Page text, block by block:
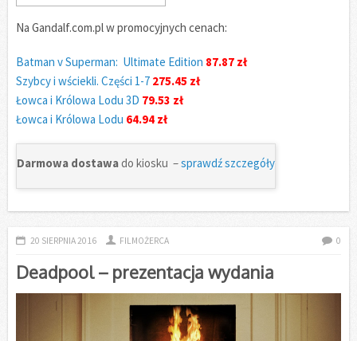
Na Gandalf.com.pl w promocyjnych cenach:
Batman v Superman: Ultimate Edition 87.87 zł
Szybcy i wściekli. Części 1-7 275.45 zł
Łowca i Królowa Lodu 3D 79.53 zł
Łowca i Królowa Lodu 64.94 zł
Darmowa dostawado kiosku –sprawdź szczegóły
20 SIERPNIA 2016 FILMOŻERCA 0
Deadpool – prezentacja wydania